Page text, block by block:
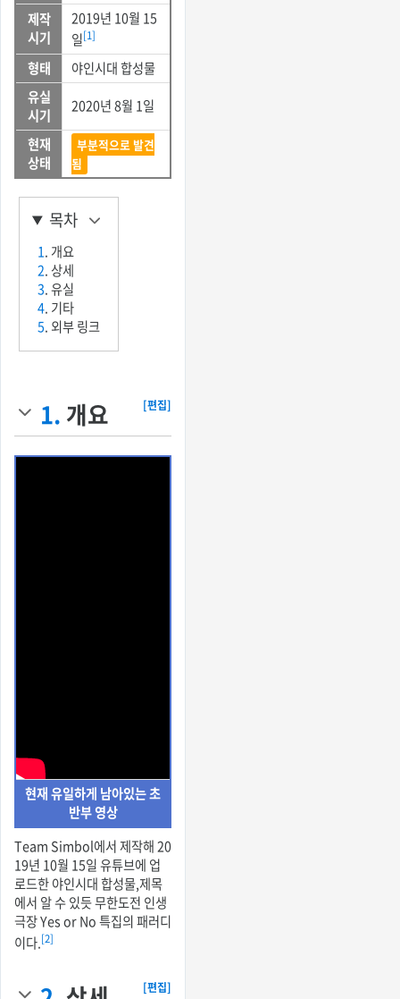
제작
시기
2019년 10월 15
일[1]
형태
야인시대 합성물
유실
시기
2020년 8월 1일
현재
상태
부분적으로 발견
됨
목차
1. 개요
2. 상세
3. 유실
4. 기타
5. 외부 링크
1. 개요 [편집]
현재 유일하게 남아있는 초
반부 영상
Team Simbol에서 제작해 20
19년 10월 15일 유튜브에 업
로드한 야인시대 합성물,제목
에서 알 수 있듯 무한도전 인생
극장 Yes or No 특집의 패러디
이다.[2]
[편집]